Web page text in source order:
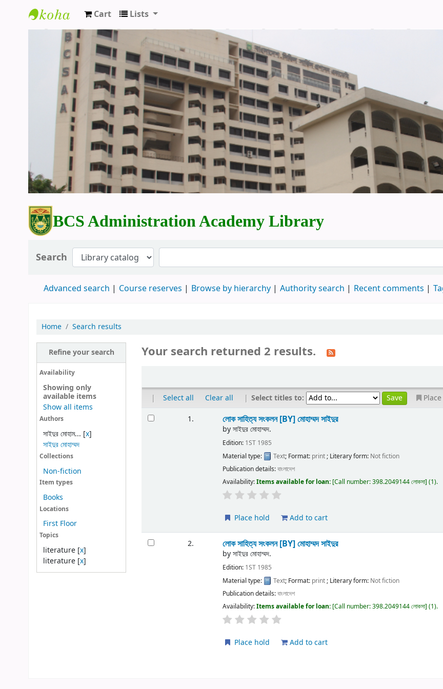
BCS Administration Academy Library
Cart Lists
BCS Administration Academy Library
Search
Advanced search Course reserves Browse by hierarchy Authority search Recent comments
Home Search results
Refine your search
Availability
Showing only
available items
Show all items
Authors
সাইদুর মোহাম... [x]
সাইদুর মোহাম্মদ
Collections
Non-fiction
Item types
Books
Locations
First Floor
Topics
literature[x]
literature[x]
Your search returned 2 results.
| Select all Clear all | Select titles to:
1.
লোক সাহিত্য সংকলন[BY] মোহাম্মদ সাইদুর
byসাইদুর মোহাম্মদ.
Edition: 1ST 1985
Material type:
Text; Format: print ; Literary form: Not fiction
Publication details:বাংলাদেশ
Availability:Items available for loan: Call number:398.2049144 লোকসা (1).
Place hold Add to cart
2. লোক সাহিত্য সংকলন[BY] মোহাম্মদ সাইদুর
byসাইদুর মোহাম্মদ.
Edition: 1ST 1985
Material type:
Text; Format: print; Literary form: Not fiction
Publication details:বাংলাদেশ
Availability:Items available for loan: Call number:398.2049144 লোকসা (1).
Place hold Add to cart